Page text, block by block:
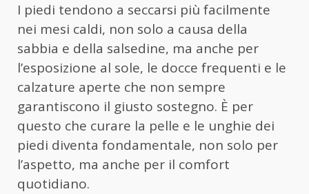
I piedi tendono a seccarsi più facilmente
nei mesi caldi, non solo a causa della
sabbia e della salsedine, ma anche per
l’esposizione al sole, le docce frequenti e le
calzature aperte che non sempre
garantiscono il giusto sostegno. È per
questo che curare la pelle e le unghie dei
piedi diventa fondamentale, non solo per
l’aspetto, ma anche per il comfort
quotidiano.